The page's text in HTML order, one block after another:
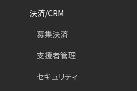
決済/CRM
募集決済
支援者管理
セキュリティ